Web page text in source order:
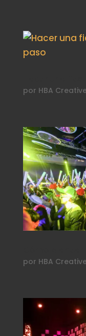
por HBA
por HBA